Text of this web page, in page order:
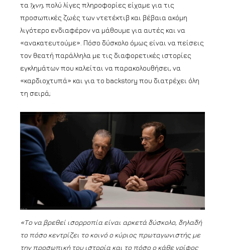
τα Ίχνη, πολύ λίγες πληροφορίες είχαμε για τις
προσωπικές ζωές των ντετέκτιβ και βέβαια ακόμη
λιγότερο ενδιαφέρον να μάθουμε για αυτές και να
«ανακατευτούμε». Πόσο δύσκολο όμως είναι να πείσεις
τον θεατή παράλληλα με τις διαφορετικές ιστορίες
εγκλημάτων που καλείται να παρακολουθήσει, να
«καρδιοχτυπά» και για το backstory που διατρέχει όλη
τη σειρά;
«Το να βρεθεί ισορροπία είναι αρκετά δύσκολο, δηλαδή
το πόσο κεντρίζει το κοινό ο κύριος πρωταγωνιστής με
την προσωπική του ιστορία και το πόσο ο κάθε γρίφος